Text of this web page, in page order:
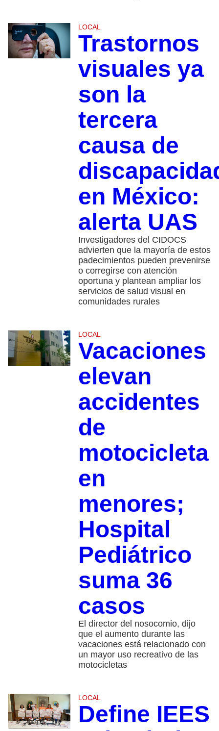
LOCAL
Trastornos
visuales ya
son la
tercera
causa de
en México:
alerta UAS
Investigadores del CIDOCS
advierten que la mayoría de estos
padecimientos pueden prevenirse
o corregirse con atención
oportuna y plantean ampliar los
servicios de salud visual en
comunidades rurales
LOCAL
Vacaciones
elevan
accidentes
de
motocicleta
en
menores;
Hospital
Pediátrico
suma 36
casos
El director del nosocomio, dijo
que el aumento durante las
vacaciones está relacionado con
un mayor uso recreativo de las
motocicletas
LOCAL
Define IEES